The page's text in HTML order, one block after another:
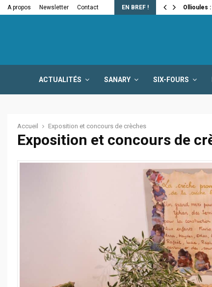
A propos Newsletter Contact EN BREF !
la fermeture… Ollioules
ACTUALITÉS SANARY SIX-FOURS
Accueil Exposition et concours de crèches
Exposition et concours de